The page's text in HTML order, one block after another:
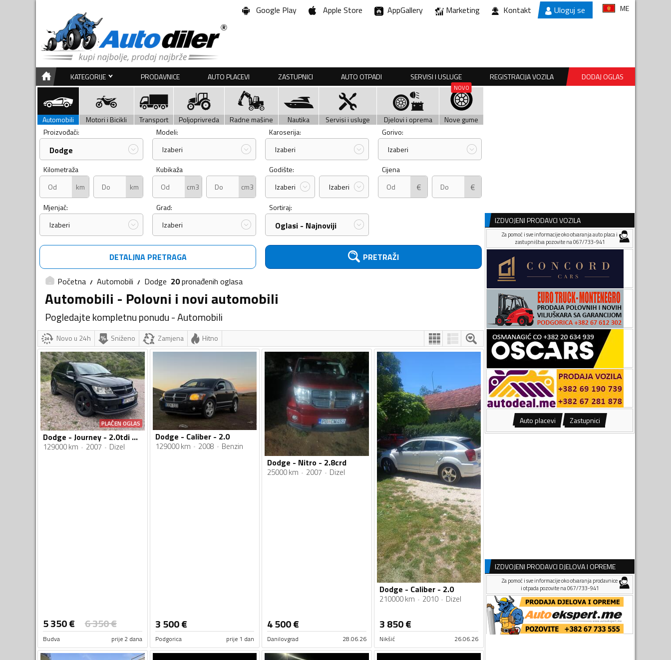
Google Play Apple Store AppGallery Marketing Kontakt Uloguj se ME
KATEGORIJE PRODAVNICE AUTO PLACEVI ZASTUPNICI AUTO OTPADI SERVISI I USLUGE REGISTRACIJA VOZILA DODAJ OGLAS
Automobili Motori i Bicikli Transport Poljoprivreda Radne mašine Nautika Servisi i usluge Djelovi i oprema
Nove gume
Proizvođači:
Dodge
Modeli:
Izaberi
Karoserija:
Izaberi
Gorivo:
Izaberi
Kilometraža
km
km
Kubikaža
cm3
cm3
Godište:
Izaberi
Izaberi
Cijena
€ €
Mjenjač:
Izaberi
Grad:
Izaberi
Sortiraj:
Oglasi - Najnoviji
DETALJNA PRETRAGA PRETRAŽI
Početna Automobili Dodge 20pronađenih oglasa
Automobili - Polovni i novi automobili
Pogledajte kompletnu ponudu - Automobili
Novo u 24h Sniženo Zamjena Hitno
PLAĆEN OGLAS
Dodge - Journey - 2.0tdi 7 sjedista
129000 km 2007 Dizel
5 350€ 6 350€
Budva prije 2 dana
Dodge - Caliber - 2.0
129000 km 2008 Benzin
3 500€
Podgorica prije 1 dan
Dodge - Nitro - 2.8crd
25000 km 2007 Dizel
4 500€
Danilovgrad 28.06.26
Dodge - Caliber - 2.0
210000 km 2010 Dizel
3 850€
Nikšić 26.06.26
IZDVOJENI PRODAVCI VOZILA
Za pomoć i sve informacije oko otvaranja auto placa i
zastupništva pozovite na 067/733-941
Auto placevi Zastupnici
IZDVOJENI PRODAVCI DJELOVA I OPREME
Za pomoć i sve informacije oko otvaranja prodavnice
i otpada pozovite na 067/733-941